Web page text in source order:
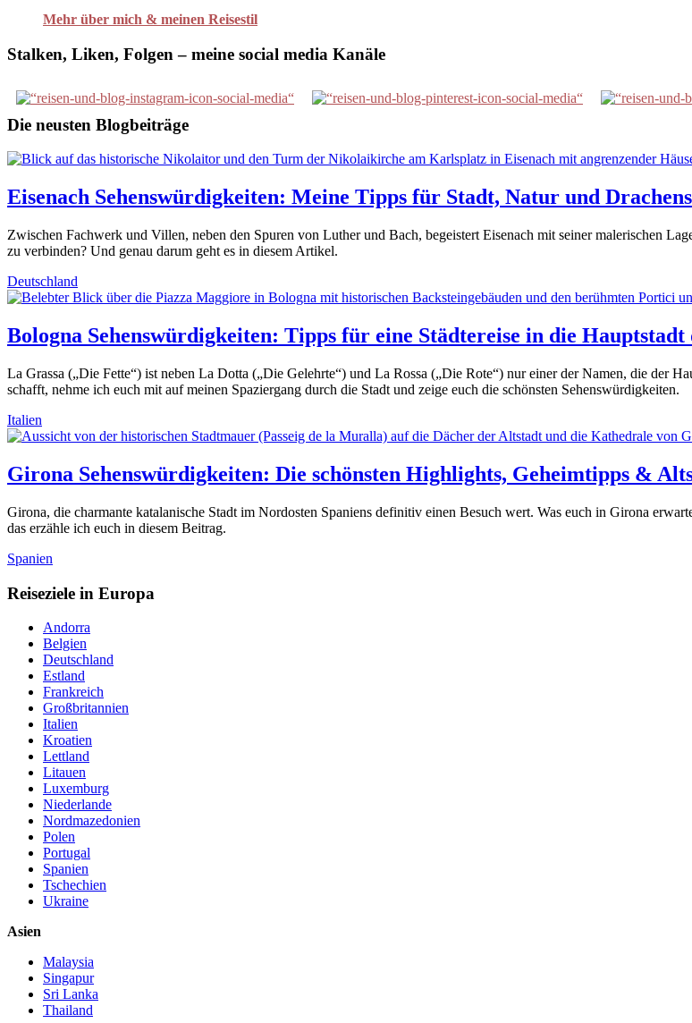
Mehr über mich & meinen Reisestil
Stalken, Liken, Folgen – meine social media Kanäle
Die neusten Blogbeiträge
Eisenach Sehenswürdigkeiten: Meine Tipps für Stadt, Natur und
Zwischen Fachwerk und Villen, neben den Spuren von Luther und Bach, begeistert Eisenach mit seiner malerischen
zu verbinden? Und genau darum geht es in diesem Artikel.
Deutschland
Bologna Sehenswürdigkeiten: Tipps für eine Städtereise in die
La Grassa („Die Fette“) ist neben La Dotta („Die Gelehrte“) und La Rossa („Die Rote“) nur einer der Namen, die der
schafft, nehme ich euch mit auf meinen Spaziergang durch die Stadt und zeige euch die schönsten Sehenswürdigkeiten.
Italien
Girona Sehenswürdigkeiten: Die schönsten Highlights, Geheimtipps &
Girona, die charmante katalanische Stadt im Nordosten Spaniens definitiv einen Besuch wert. Was euch in Girona
das erzähle ich euch in diesem Beitrag.
Spanien
Reiseziele in Europa
Andorra
Belgien
Deutschland
Estland
Frankreich
Großbritannien
Italien
Kroatien
Lettland
Litauen
Luxemburg
Niederlande
Nordmazedonien
Polen
Portugal
Spanien
Tschechien
Ukraine
Asien
Malaysia
Singapur
Sri Lanka
Thailand